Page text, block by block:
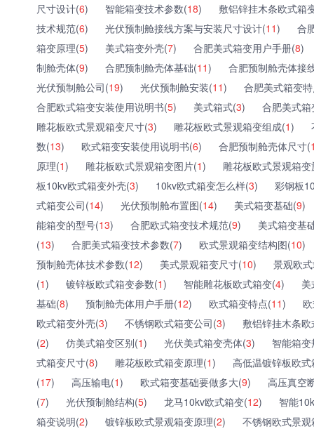
尺寸设计(6) 智能箱变技术参数(18)
敷铝锌挂木条欧式箱
技术规范(6) 光伏预制舱接线方案与安装尺寸设计(11)
合
箱变原理(5) 美式箱变外壳(7) 合肥美式箱变用户手册(8)
制舱壳体(9) 合肥预制舱壳体基础(11)
合肥预制舱壳体接
光伏预制舱公司(19) 光伏预制舱安装(11)
合肥美式箱变
合肥欧式箱变安装使用说明书(5) 美式箱式(3)
合肥美式
雕花板欧式景观箱变尺寸(3) 雕花板欧式景观箱变组成(1)
数(13) 欧式箱变安装使用说明书(6) 合肥预制舱壳体尺寸(
原理(1) 雕花板欧式景观箱变图片(1)
雕花板欧式景观箱
板10kv欧式箱变外壳(3) 10kv欧式箱变怎么样(3)
彩钢板
式箱变公司(14) 光伏预制舱布置图(14) 美式箱变基础(9)
能箱变的型号(13) 合肥欧式箱变技术规范(9)
美式箱变基
(13) 合肥美式箱变技术参数(7) 欧式景观箱变结构图(10)
预制舱壳体技术参数(12) 美式景观箱变尺寸(10)
景观欧
(1) 镀锌板欧式箱变参数(1) 智能雕花板欧式箱变(4)
基础(8) 预制舱壳体用户手册(12) 欧式箱变特点(11)
欧式箱变外壳(3) 不锈钢欧式箱变公司(3)
敷铝锌挂木条
(2) 仿美式箱变区别(1) 光伏美式箱变壳体(3)
智能箱
式箱变尺寸(8) 雕花板欧式箱变原理(1)
高低温镀锌板欧
(17) 高压输电(1) 欧式箱变基础要做多大(9)
高压真空
(7) 光伏预制舱结构(5) 龙马10kv欧式箱变(12)
智能
箱变说明(2) 镀锌板欧式景观箱变原理(2)
不锈钢欧式景